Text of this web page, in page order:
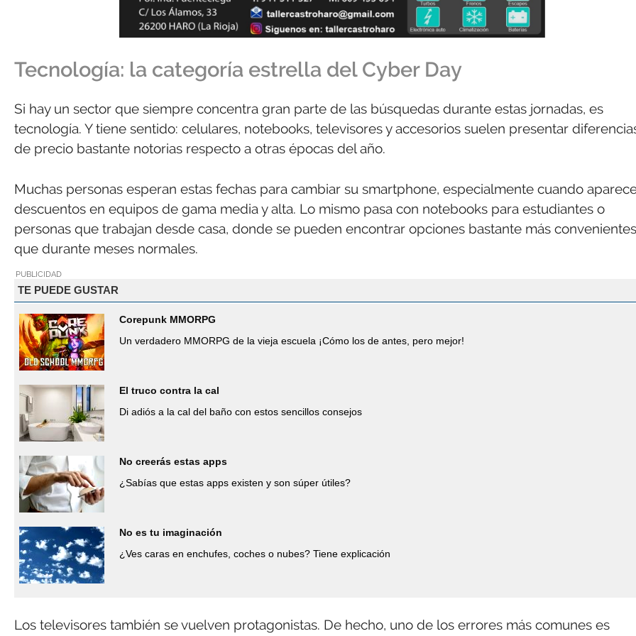
Tecnología: la categoría estrella del Cyber Day
Si hay un sector que siempre concentra gran parte de las búsquedas durante estas jornadas, es
tecnología. Y tiene sentido: celulares, notebooks, televisores y accesorios suelen presentar
de precio bastante notorias respecto a otras épocas del año.
Muchas personas esperan estas fechas para cambiar su smartphone, especialmente cuando
descuentos en equipos de gama media y alta. Lo mismo pasa con notebooks para estudiantes o
personas que trabajan desde casa, donde se pueden encontrar opciones bastante más convenientes
que durante meses normales.
PUBLICIDAD
TE PUEDE GUSTAR
Corepunk MMORPG
Un verdadero MMORPG de la vieja escuela ¡Cómo los de antes, pero mejor!
El truco contra la cal
Di adiós a la cal del baño con estos sencillos consejos
No creerás estas apps
¿Sabías que estas apps existen y son súper útiles?
No es tu imaginación
¿Ves caras en enchufes, coches o nubes? Tiene explicación
Los televisores también se vuelven protagonistas. De hecho, uno de los errores más comunes es